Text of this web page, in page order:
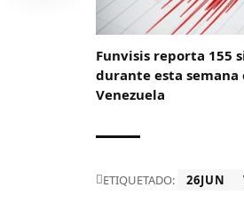
Funvisis reporta 155
durante esta semana
Venezuela
ETIQUETADO: 26JUN